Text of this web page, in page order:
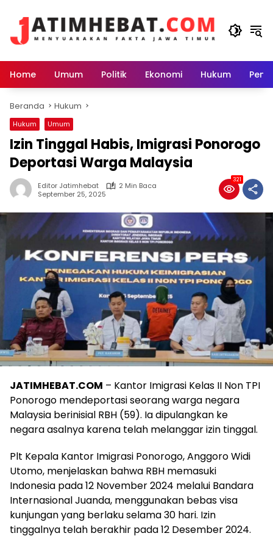
Home Umum Politik Ekonomi Hukum
Beranda Hukum
Hukum Umum
Izin Tinggal Habis, Imigrasi Ponorogo
Deportasi Warga Malaysia
Editor Jatimhebat
2 Min Baca
September 25, 2025
321
JATIMHEBAT.COM – Kantor Imigrasi Kelas II Non TPI
Ponorogo mendeportasi seorang warga negara
Malaysia berinisial RBH (59). Ia dipulangkan ke
negara asalnya karena telah melanggar izin tinggal.
Plt Kepala Kantor Imigrasi Ponorogo, Anggoro Widi
Utomo, menjelaskan bahwa RBH memasuki
Indonesia pada 12 November 2024 melalui Bandara
Internasional Juanda, menggunakan bebas visa
kunjungan yang berlaku selama 30 hari. Izin
tinggalnya telah berakhir pada 12 Desember 2024.